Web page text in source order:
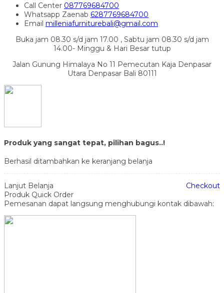
Call Center 087769684700
Whatsapp Zaenab 6287769684700
Email milleniafurniturebali@gmail.com
Buka jam 08.30 s/d jam 17.00 , Sabtu jam 08.30 s/d jam
14.00- Minggu & Hari Besar tutup
Jalan Gunung Himalaya No 11 Pemecutan Kaja Denpasar
Utara Denpasar Bali 80111
Produk yang sangat tepat, pilihan bagus..!
Berhasil ditambahkan ke keranjang belanja
Lanjut Belanja
Checkout
Produk Quick Order
Pemesanan dapat langsung menghubungi kontak dibawah: